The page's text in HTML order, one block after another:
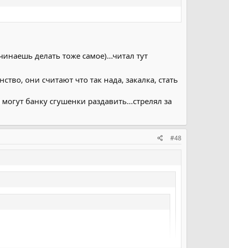
делать тоже самое)...читал тут
они считают что так нада, закалка, стать
банку сгушенки раздавить...стрелял за
#48